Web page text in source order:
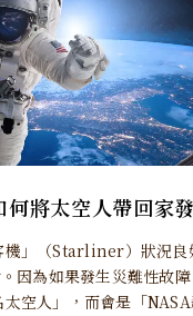
將太空人帶回家
機」（Starliner）狀況良
因為如果發生災難性故
太空人」，而會是「